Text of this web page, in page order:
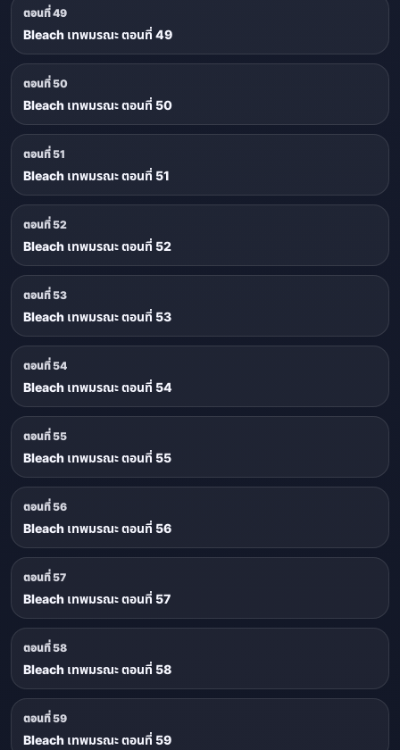
ตอนที่ 49
Bleach เทพมรณะ ตอนที่ 49
ตอนที่ 50
Bleach เทพมรณะ ตอนที่ 50
ตอนที่ 51
Bleach เทพมรณะ ตอนที่ 51
ตอนที่ 52
Bleach เทพมรณะ ตอนที่ 52
ตอนที่ 53
Bleach เทพมรณะ ตอนที่ 53
ตอนที่ 54
Bleach เทพมรณะ ตอนที่ 54
ตอนที่ 55
Bleach เทพมรณะ ตอนที่ 55
ตอนที่ 56
Bleach เทพมรณะ ตอนที่ 56
ตอนที่ 57
Bleach เทพมรณะ ตอนที่ 57
ตอนที่ 58
Bleach เทพมรณะ ตอนที่ 58
ตอนที่ 59
Bleach เทพมรณะ ตอนที่ 59